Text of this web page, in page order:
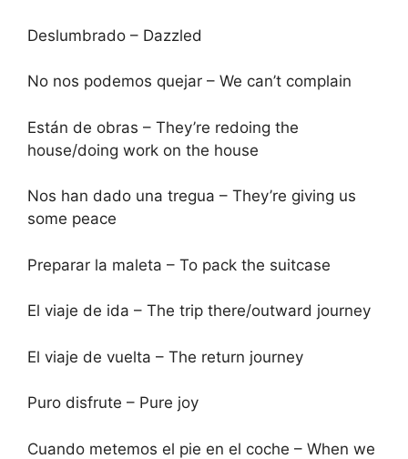
Deslumbrado – Dazzled
No nos podemos quejar – We can’t complain
Están de obras – They’re redoing the
house/doing work on the house
Nos han dado una tregua – They’re giving us
some peace
Preparar la maleta – To pack the suitcase
El viaje de ida – The trip there/outward journey
El viaje de vuelta – The return journey
Puro disfrute – Pure joy
Cuando metemos el pie en el coche – When we